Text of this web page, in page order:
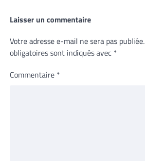
Laisser un commentaire
Votre adresse e-mail ne sera pas publiée.
obligatoires sont indiqués avec *
Commentaire *